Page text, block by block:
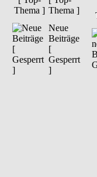
Thema ]
Neue
Beiträge
[
Gesperrt
]